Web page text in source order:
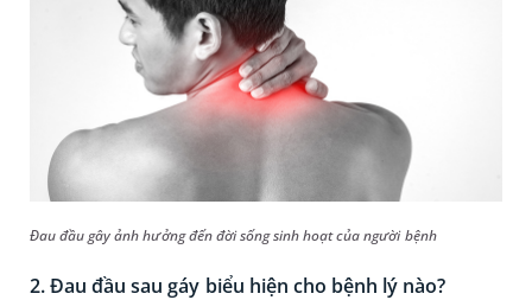
Đau đầu gây ảnh hưởng đến đời sống sinh hoạt của người bệnh
2. Đau đầu sau gáy biểu hiện cho bệnh lý nào?